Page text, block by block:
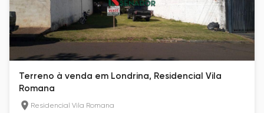
Terreno à venda em Londrina, Residencial Vila
Romana
Residencial Vila Romana